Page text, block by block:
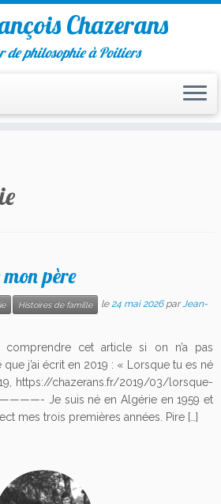
Chazerans
de philosophie à Poitiers
père
Histoires de famille le24 mai 2026 parJean-
cet article si on n’a pas
que j’ai écrit en 2019 : « Lorsque tu es né
https://chazerans.fr/2019/03/lorsque-
Je suis né en Algérie en 1959 et
mes trois premières années. Pire […]